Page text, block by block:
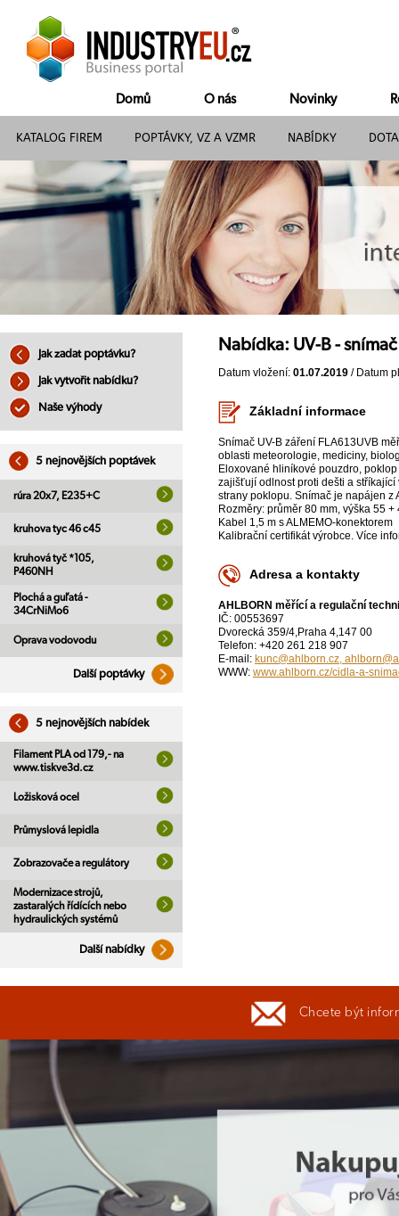
Domů O nás Novinky
KATALOG FIREM POPTÁVKY, VZ A VZMR NABÍDKY
Jak zadat poptávku?
Jak vytvořit nabídku?
Naše výhody
5 nejnovějších poptávek
rúra 20x7, E235+C
kruhova tyc 46 c45
kruhová tyč *105,
P460NH
Plochá a guľatá -
34CrNiMo6
Oprava vodovodu
Další poptávky
5 nejnovějších nabídek
Filament PLA od 179,- na
www.tiskve3d.cz
Ložisková ocel
Průmyslová lepidla
Zobrazovače a regulátory
Modernizace strojů,
zastaralých řídících nebo
hydraulických systémů
Další nabídky
Nabídka: UV-B -
Datum vložení: 01.07.2019 / Datum
Základní informace
Snímač UV-B záření FLA613UVB
oblasti meteorologie, mediciny,
Eloxované hliníkové pouzdro,
zajišťují odlnost proti dešti a
strany poklopu. Snímač je napájen z
Rozměry: průměr 80 mm, výška 55 +
Kabel 1,5 m s ALMEMO-konektorem
Kalibrační certifikát výrobce. Více
Adresa a kontakty
AHLBORN měřící a regulační
IČ: 00553697
Dvorecká 359/4,Praha 4,147 00
Telefon: +420 261 218 907
E-mail: kunc@ahlborn.cz,
WWW: www.ahlborn.cz/cidla-a-
Chcete být